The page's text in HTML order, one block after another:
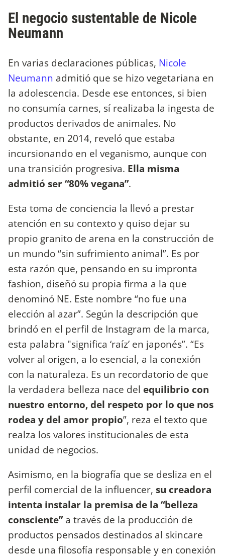
El negocio sustentable de Nicole
Neumann
En varias declaraciones públicas, Nicole
Neumann admitió que se hizo vegetariana en
la adolescencia. Desde ese entonces, si bien
no consumía carnes, sí realizaba la ingesta de
productos derivados de animales. No
obstante, en 2014, reveló que estaba
incursionando en el veganismo, aunque con
una transición progresiva. Ella misma
admitió ser “80% vegana”.
Esta toma de conciencia la llevó a prestar
atención en su contexto y quiso dejar su
propio granito de arena en la construcción de
un mundo “sin sufrimiento animal”. Es por
esta razón que, pensando en su impronta
fashion, diseñó su propia firma a la que
denominó NE. Este nombre “no fue una
elección al azar”. Según la descripción que
brindó en el perfil de Instagram de la marca,
esta palabra "significa ‘raíz’ en japonés”. “Es
volver al origen, a lo esencial, a la conexión
con la naturaleza. Es un recordatorio de que
la verdadera belleza nace del equilibrio con
nuestro entorno, del respeto por lo que nos
rodea y del amor propio”, reza el texto que
realza los valores institucionales de esta
unidad de negocios.
Asimismo, en la biografía que se desliza en el
perfil comercial de la influencer, su creadora
intenta instalar la premisa de la “belleza
consciente”a través de la producción de
productos pensados destinados al skincare
desde una filosofía responsable y en conexión